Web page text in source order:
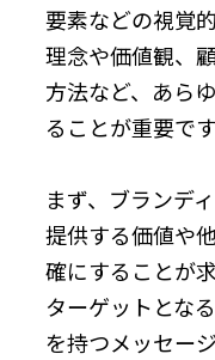
要素などの視覚
理念や価値観、
方法など、あら
ることが重要です
まず、ブランデ
提供する価値や
確にすることが
ターゲットとな
を持つメッセー